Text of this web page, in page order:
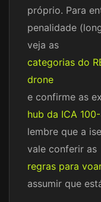
próprio. Para
penalidade
veja as
categorias do
drone
e confirme as
hub da ICA
lembre que a
vale conferir as
regras para
assumir que